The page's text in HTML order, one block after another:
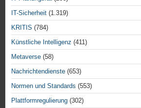
IT-Sicherheit (1.319)
KRITIS (784)
Künstliche Intelligenz (411)
Metaverse (58)
Nachrichtendienste (653)
Normen und Standards (553)
Plattformregulierung (302)